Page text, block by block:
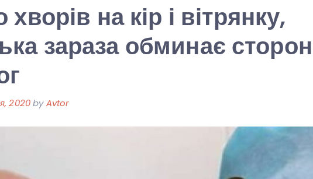
хворів на кір і вітрянку,
зараза обминає
2020byAvtor